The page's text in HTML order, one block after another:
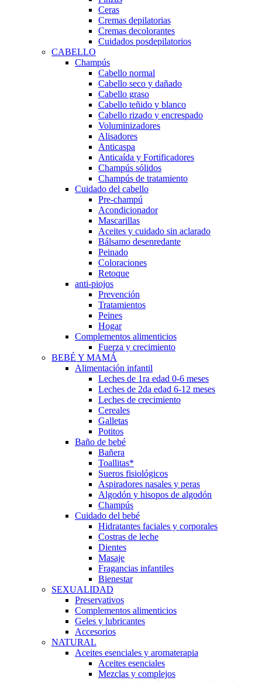
Ceras
Cremas depilatorias
Cremas decolorantes
Cuidados posdepilatorios
CABELLO
Champús
Cabello normal
Cabello seco y dañado
Cabello graso
Cabello teñido y blanco
Cabello rizado y encrespado
Voluminizadores
Alisadores
Anticaspa
Anticaída y Fortificadores
Champús sólidos
Champús de tratamiento
Cuidado del cabello
Pre-champú
Acondicionador
Mascarillas
Aceites y cuidado sin aclarado
Bálsamo desenredante
Peinado
Coloraciones
Retoque
anti-piojos
Prevención
Tratamientos
Peines
Hogar
Complementos alimenticios
Fuerza y crecimiento
BEBÉ Y MAMÁ
Alimentación infantil
Leches de 1ra edad 0-6 meses
Leches de 2da edad 6-12 meses
Leches de crecimiento
Cereales
Galletas
Potitos
Baño de bebé
Bañera
Toallitas*
Sueros fisiológicos
Aspiradores nasales y peras
Algodón y hisopos de algodón
Champús
Cuidado del bebé
Hidratantes faciales y corporales
Costras de leche
Dientes
Masaje
Fragancias infantiles
Bienestar
SEXUALIDAD
Preservativos
Complementos alimenticios
Geles y lubricantes
Accesorios
NATURAL
Aceites esenciales y aromaterapia
Aceites esenciales
Mezclas y complejos